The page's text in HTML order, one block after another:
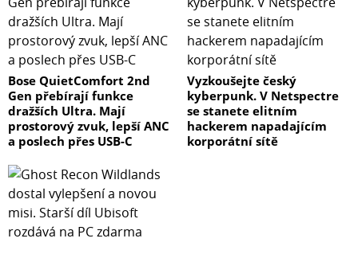
Bose QuietComfort 2nd
Gen přebírají funkce
dražších Ultra. Mají
prostorový zvuk, lepší ANC
a poslech přes USB-C
Vyzkoušejte český
kyberpunk. V Netspectre
se stanete elitním
hackerem napadajícím
korporátní sítě